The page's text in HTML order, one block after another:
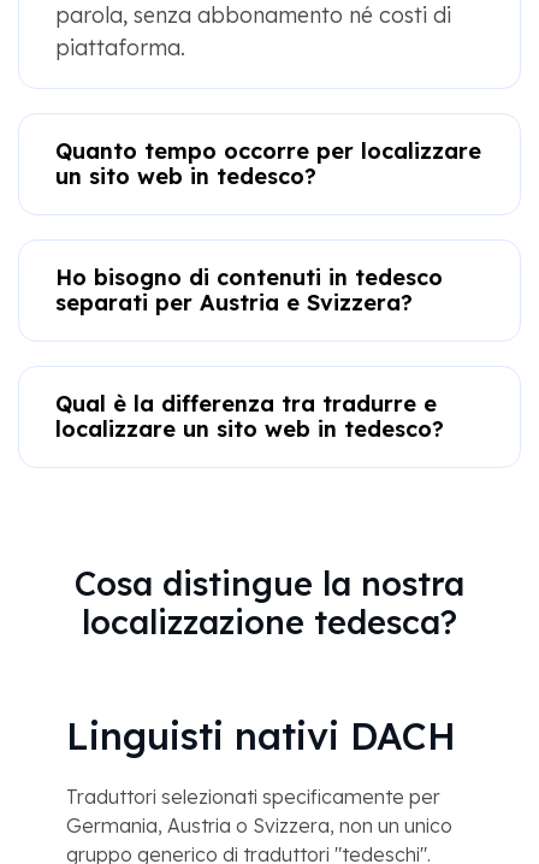
parola, senza abbonamento né costi di
piattaforma.
Quanto tempo occorre per localizzare
un sito web in tedesco?
Ho bisogno di contenuti in tedesco
separati per Austria e Svizzera?
Qual è la differenza tra tradurre e
localizzare un sito web in tedesco?
Cosa distingue la nostra
localizzazione tedesca?
Linguisti nativi DACH
Traduttori selezionati specificamente per
Germania, Austria o Svizzera, non un unico
gruppo generico di traduttori "tedeschi".